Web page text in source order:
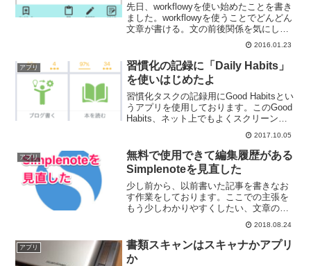
先日、workflowyを使い始めたことを書き
ました。workflowyを使うことでどんどん
文章が書ける。文の前後関係を気にしな
いでとにかく書いて後から調整するか
ら。そうなんですけどiPhone版の
WorkFlowyはどうも使いにくいんです...
2016.01.23
アプリ
習慣化の記録に「Daily Habits」
を使いはじめたよ
習慣化タスクの記録用にGood Habitsとい
うアプリを使用しております。このGood
Habits、ネット上でもよくスクリーンシ
ョットを見かけるぐらい多くの方が使用
しているアプリでして習慣化を記録する
のには十分な機能なのですが、使用し
て...
2017.10.05
アプリ
無料で使用できて編集履歴がある
Simplenoteを見直した
少し前から、以前書いた記事を書きなお
す作業をしております。ここでの主張を
もう少しわかりやすくしたい、文章の構
成を見直したい、など。変更部分か多い
ので過去記事をEvernoteにコピーして修
正しているのですが、不手際で修正した
内容を紛失してし...
2018.08.24
アプリ
書類スキャンはスキャナかアプリ
か